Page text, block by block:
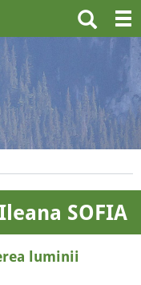
SOFIA
luminii